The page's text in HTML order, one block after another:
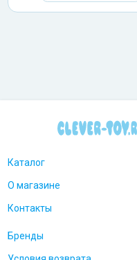
Каталог
О магазине
Контакты
Бренды